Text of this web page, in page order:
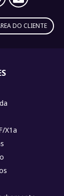
DO CLIENTE
X1a